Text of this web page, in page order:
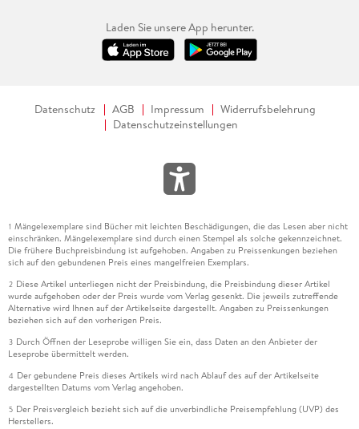
Laden Sie unsere App herunter.
Datenschutz AGB Impressum
Widerrufsbelehrung
Datenschutzeinstellungen
1 Mängelexemplare sind Bücher mit leichten Beschädigungen, die das Lesen aber nicht
einschränken. Mängelexemplare sind durch einen Stempel als solche gekennzeichnet.
Die frühere Buchpreisbindung ist aufgehoben. Angaben zu Preissenkungen beziehen
sich auf den gebundenen Preis eines mangelfreien Exemplars.
2 Diese Artikel unterliegen nicht der Preisbindung, die Preisbindung dieser Artikel
wurde aufgehoben oder der Preis wurde vom Verlag gesenkt. Die jeweils zutreffende
Alternative wird Ihnen auf der Artikelseite dargestellt. Angaben zu Preissenkungen
beziehen sich auf den vorherigen Preis.
3 Durch Öffnen der Leseprobe willigen Sie ein, dass Daten an den Anbieter der
Leseprobe übermittelt werden.
4 Der gebundene Preis dieses Artikels wird nach Ablauf des auf der Artikelseite
dargestellten Datums vom Verlag angehoben.
5 Der Preisvergleich bezieht sich auf die unverbindliche Preisempfehlung (UVP) des
Herstellers.